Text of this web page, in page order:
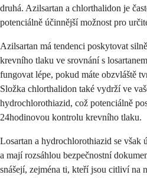
druhá. Azilsartan a chlorthalidon je
potenciálně účinnější možnost pro
Azilsartan má tendenci poskytovat
krevního tlaku ve srovnání s
fungovat lépe, pokud máte obzvláště
Složka chlorthalidon také vydrží ve
hydrochlorothiazid, což potenciálně
24hodinovou kontrolu krevního tlaku.
Losartan a hydrochlorothiazid se však
a mají rozsáhlou bezpečnostní
snášejí, zejména ti, kteří jsou citliví na